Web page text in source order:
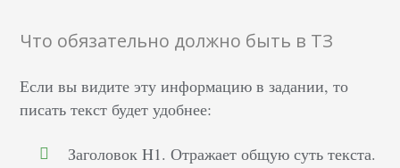
Что обязательно должно быть в ТЗ
Если вы видите эту информацию в задании, то
писать текст будет удобнее:
Заголовок H1. Отражает общую суть текста.